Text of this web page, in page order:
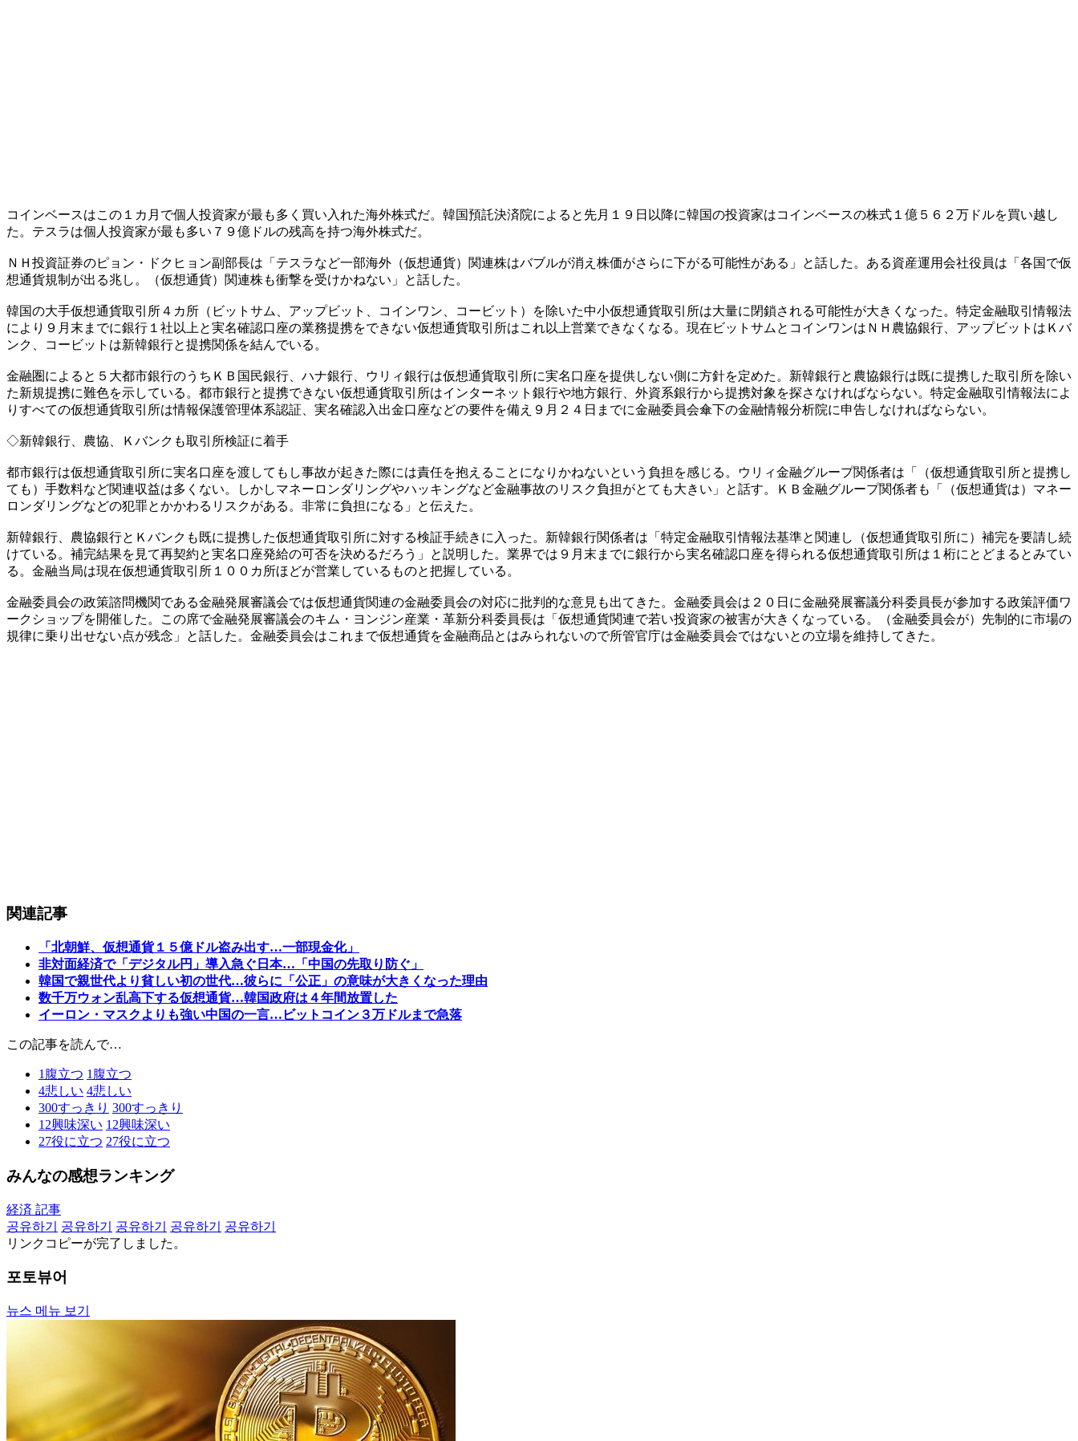
コインベースはこの１カ月で個人投資家が最も多く買い入れた海外株式だ。韓国預託決済院によると先月１９日以降に韓国の投資家はコインベースの株式１億５６２万ドルを買い越し
た。テスラは個人投資家が最も多い７９億ドルの残高を持つ海外株式だ。
ＮＨ投資証券のピョン・ドクヒョン副部長は「テスラなど一部海外（仮想通貨）関連株はバブルが消え株価がさらに下がる可能性がある」と話した。ある資産運用会社役員は「各国で仮
想通貨規制が出る兆し。（仮想通貨）関連株も衝撃を受けかねない」と話した。
韓国の大手仮想通貨取引所４カ所（ビットサム、アップビット、コインワン、コービット）を除いた中小仮想通貨取引所は大量に閉鎖される可能性が大きくなった。特定金融取引情報法
により９月末までに銀行１社以上と実名確認口座の業務提携をできない仮想通貨取引所はこれ以上営業できなくなる。現在ビットサムとコインワンはＮＨ農協銀行、アップビットはＫバ
ンク、コービットは新韓銀行と提携関係を結んでいる。
金融圏によると５大都市銀行のうちＫＢ国民銀行、ハナ銀行、ウリィ銀行は仮想通貨取引所に実名口座を提供しない側に方針を定めた。新韓銀行と農協銀行は既に提携した取引所を除い
た新規提携に難色を示している。都市銀行と提携できない仮想通貨取引所はインターネット銀行や地方銀行、外資系銀行から提携対象を探さなければならない。特定金融取引情報法によ
りすべての仮想通貨取引所は情報保護管理体系認証、実名確認入出金口座などの要件を備え９月２４日までに金融委員会傘下の金融情報分析院に申告しなければならない。
◇新韓銀行、農協、Ｋバンクも取引所検証に着手
都市銀行は仮想通貨取引所に実名口座を渡してもし事故が起きた際には責任を抱えることになりかねないという負担を感じる。ウリィ金融グループ関係者は「（仮想通貨取引所と提携し
ても）手数料など関連収益は多くない。しかしマネーロンダリングやハッキングなど金融事故のリスク負担がとても大きい」と話す。ＫＢ金融グループ関係者も「（仮想通貨は）マネー
ロンダリングなどの犯罪とかかわるリスクがある。非常に負担になる」と伝えた。
新韓銀行、農協銀行とＫバンクも既に提携した仮想通貨取引所に対する検証手続きに入った。新韓銀行関係者は「特定金融取引情報法基準と関連し（仮想通貨取引所に）補完を要請し続
けている。補完結果を見て再契約と実名口座発給の可否を決めるだろう」と説明した。業界では９月末までに銀行から実名確認口座を得られる仮想通貨取引所は１桁にとどまるとみてい
る。金融当局は現在仮想通貨取引所１００カ所ほどが営業しているものと把握している。
金融委員会の政策諮問機関である金融発展審議会では仮想通貨関連の金融委員会の対応に批判的な意見も出てきた。金融委員会は２０日に金融発展審議分科委員長が参加する政策評価ワ
ークショップを開催した。この席で金融発展審議会のキム・ヨンジン産業・革新分科委員長は「仮想通貨関連で若い投資家の被害が大きくなっている。（金融委員会が）先制的に市場の
規律に乗り出せない点が残念」と話した。金融委員会はこれまで仮想通貨を金融商品とはみられないので所管官庁は金融委員会ではないとの立場を維持してきた。
関連記事
「北朝鮮、仮想通貨１５億ドル盗み出す…一部現金化」
非対面経済で「デジタル円」導入急ぐ日本…「中国の先取り防ぐ」
韓国で親世代より貧しい初の世代…彼らに「公正」の意味が大きくなった理由
数千万ウォン乱高下する仮想通貨…韓国政府は４年間放置した
イーロン・マスクよりも強い中国の一言…ビットコイン３万ドルまで急落
この記事を読んで…
1 腹立つ 1 腹立つ
4悲しい 4悲しい
300すっきり 300すっきり
12興味深い 12興味深い
27役に立つ 27役に立つ
みんなの感想ランキング
経済 記事
공유하기
공유하기 공유하기 공유하기
공유하기
リンクコピーが完了しました。
포토뷰어
뉴스 메뉴 보기